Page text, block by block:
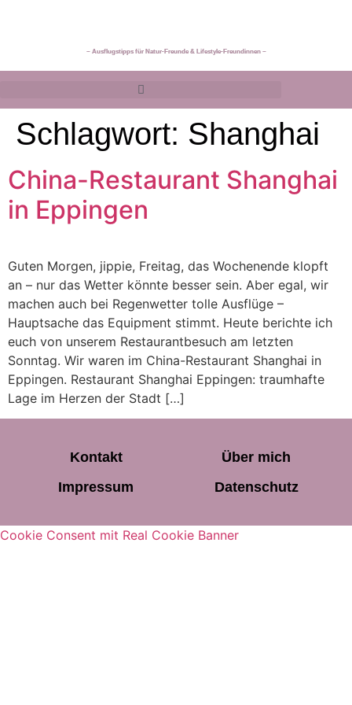
~ Ausflugstipps für Natur-Freunde & Lifestyle-Freundinnen ~
Schlagwort: Shanghai
China-Restaurant Shanghai
in Eppingen
Guten Morgen, jippie, Freitag, das Wochenende klopft
an – nur das Wetter könnte besser sein. Aber egal, wir
machen auch bei Regenwetter tolle Ausflüge –
Hauptsache das Equipment stimmt. Heute berichte ich
euch von unserem Restaurantbesuch am letzten
Sonntag. Wir waren im China-Restaurant Shanghai in
Eppingen. Restaurant Shanghai Eppingen: traumhafte
Lage im Herzen der Stadt […]
Kontakt
Über mich
Impressum
Datenschutz
Cookie Consent mit Real Cookie Banner